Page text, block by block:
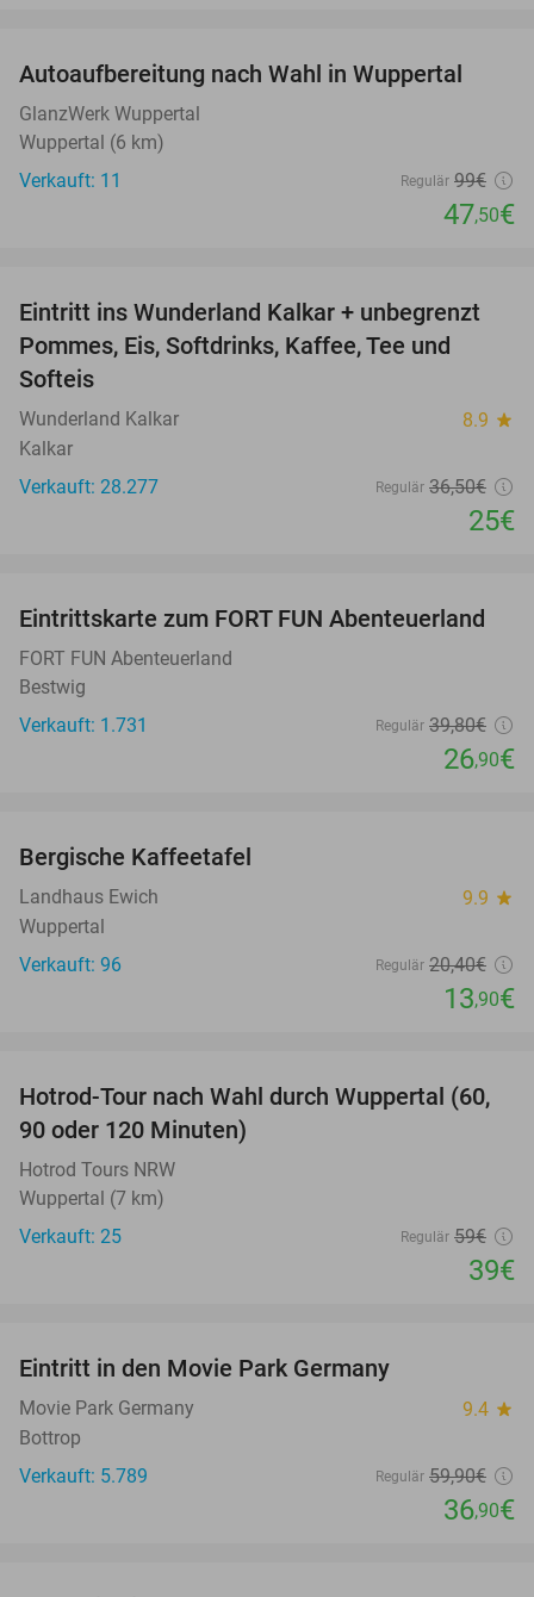
52%
Autoaufbereitung nach Wahl in Wuppertal
GlanzWerk Wuppertal
Wuppertal (6 km)
Verkauft: 11
Regulär 99€
47,50€
32%
Eintritt ins Wunderland Kalkar + unbegrenzt
Pommes, Eis, Softdrinks, Kaffee, Tee und
Softeis
Wunderland Kalkar 8.9 star
Kalkar
Verkauft: 28.277
Regulär 36,50€
25€
32%
Eintrittskarte zum FORT FUN Abenteuerland
FORT FUN Abenteuerland
Bestwig
Verkauft: 1.731
Regulär 39,80€
26,90€
Bergische Kaffeetafel
Landhaus Ewich 9.9 star
Wuppertal
Verkauft: 96
Regulär 20,40€
13,90€
34%
Hotrod-Tour nach Wahl durch Wuppertal (60,
90 oder 120 Minuten)
Hotrod Tours NRW
Wuppertal (7 km)
Verkauft: 25
Regulär 59€
39€
Eintritt in den Movie Park Germany
Movie Park Germany 9.4 star
Bottrop
Verkauft: 5.789
Regulär 59,90€
36,90€